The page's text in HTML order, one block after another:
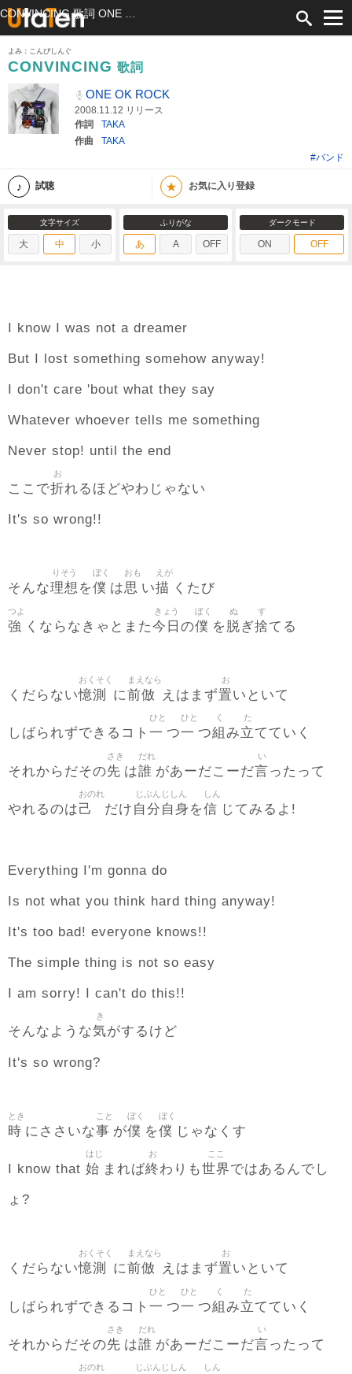
よみ：こんびしんぐ
CONVINCING 歌詞
ONE OK ROCK
2008.11.12 リリース
作詞
TAKA
作曲
TAKA
#バンド
試聴 ★ お気に入り登録
文字サイズ
大 中 小
ふりがな
あ A OFF
ダークモード
ON OFF
I know I was not a dreamer
But I lost something somehow anyway!
I don't care 'bout what they say
Whatever whoever tells me something
Never stop! until the end
ここで折
お
れるほどやわじゃない
It's so wrong!!
そんな理想
りそう
を僕
ぼく
は思
おも
い描
えが
くたび
強
つよ
くならなきゃとまた今日
きょう
の僕
ぼく
を 脱
ぬ
ぎ捨
す
てる
くだらない憶測
おくそく
に前倣
まえなら
えはまず置
お
いといて
しばられずできるコト 一
ひと
つ一
ひと
つ組
く
み立
た
てていく
それからだその先
さき
は誰
だれ
があーだこーだ言
い
ったって
やれるのは己
おのれ
だけ 自分自身
じぶんじしん
を信
しん
じてみるよ!
Everything I'm gonna do
Is not what you think hard thing anyway!
It's too bad! everyone knows!!
The simple thing is not so easy
I am sorry! I can't do this!!
そんなような気
き
がするけど
It's so wrong?
時
とき
にささいな事
こと
が僕
ぼく
を僕
ぼく
じゃなくす
I know that 始
はじ
まれば終
お
わりも世界
ここ
ではあるんでし
ょ?
くだらない憶測
おくそく
に前倣
まえなら
えはまず置
お
いといて
しばられずできるコト 一
ひと
つ一
ひと
つ組
く
み立
た
てていく
それからだその先
さき
は誰
だれ
があーだこーだ言
い
ったって
おのれ じぶんじしん しん